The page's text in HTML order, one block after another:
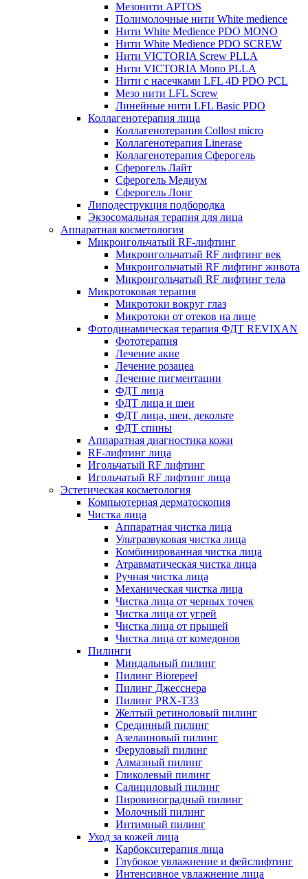
Мезонити APTOS
Полимолочные нити White medience
Нити White Medience PDO MONO
Нити White Medience PDO SCREW
Нити VICTORIA Screw PLLA
Нити VICTORIA Mono PLLA
Нити с насечками LFL 4D PDO PCL
Мезо нити LFL Screw
Линейные нити LFL Basic PDO
Коллагенотерапия лица
Коллагенотерапия Collost micro
Коллагенотерапия Linerase
Коллагенотерапия Сферогель
Сферогель Лайт
Сферогель Медиум
Сферогель Лонг
Липодеструкция подбородка
Экзосомальная терапия для лица
Аппаратная косметология
Микроигольчатый RF-лифтинг
Микроигольчатый RF лифтинг век
Микроигольчатый RF лифтинг живота
Микроигольчатый RF лифтинг тела
Микротоковая терапия
Микротоки вокруг глаз
Микротоки от отеков на лице
Фотодинамическая терапия ФДТ REVIXAN
Фототерапия
Лечение акне
Лечение розацеа
Лечение пигментации
ФДТ лица
ФДТ лица и шеи
ФДТ лица, шеи, декольте
ФДТ спины
Аппаратная диагностика кожи
RF-лифтинг лица
Игольчатый RF лифтинг
Игольчатый RF лифтинг лица
Эстетическая косметология
Компьютерная дерматоскопия
Чистка лица
Аппаратная чистка лица
Ультразвуковая чистка лица
Комбинированная чистка лица
Атравматическая чистка лица
Ручная чистка лица
Механическая чистка лица
Чистка лица от черных точек
Чистка лица от угрей
Чистка лица от прыщей
Чистка лица от комедонов
Пилинги
Миндальный пилинг
Пилинг Biorepeel
Пилинг Джесснера
Пилинг PRX-T33
Желтый ретиноловый пилинг
Срединный пилинг
Азелаиновый пилинг
Феруловый пилинг
Алмазный пилинг
Гликолевый пилинг
Салициловый пилинг
Пировиноградный пилинг
Молочный пилинг
Интимный пилинг
Уход за кожей лица
Карбокситерапия лица
Глубокое увлажнение и фейслифтинг
Интенсивное увлажнение лица